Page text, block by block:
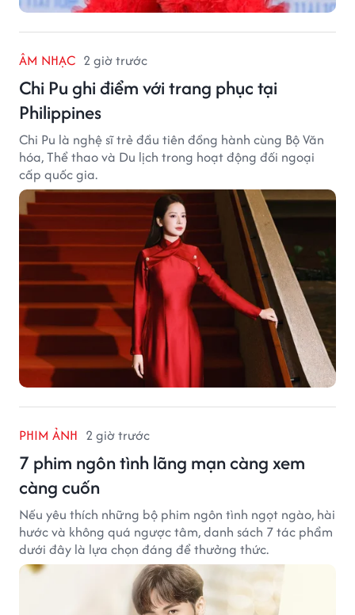
ÂM NHẠC 2 giờ trước
Chi Pu ghi điểm với trang phục tại
Philippines
Chi Pu là nghệ sĩ trẻ đầu tiên đồng hành cùng Bộ Văn
hóa, Thể thao và Du lịch trong hoạt động đối ngoại
cấp quốc gia.
PHIM ẢNH 2 giờ trước
7 phim ngôn tình lãng mạn càng xem
càng cuốn
Nếu yêu thích những bộ phim ngôn tình ngọt ngào, hài
hước và không quá ngược tâm, danh sách 7 tác phẩm
dưới đây là lựa chọn đáng để thưởng thức.